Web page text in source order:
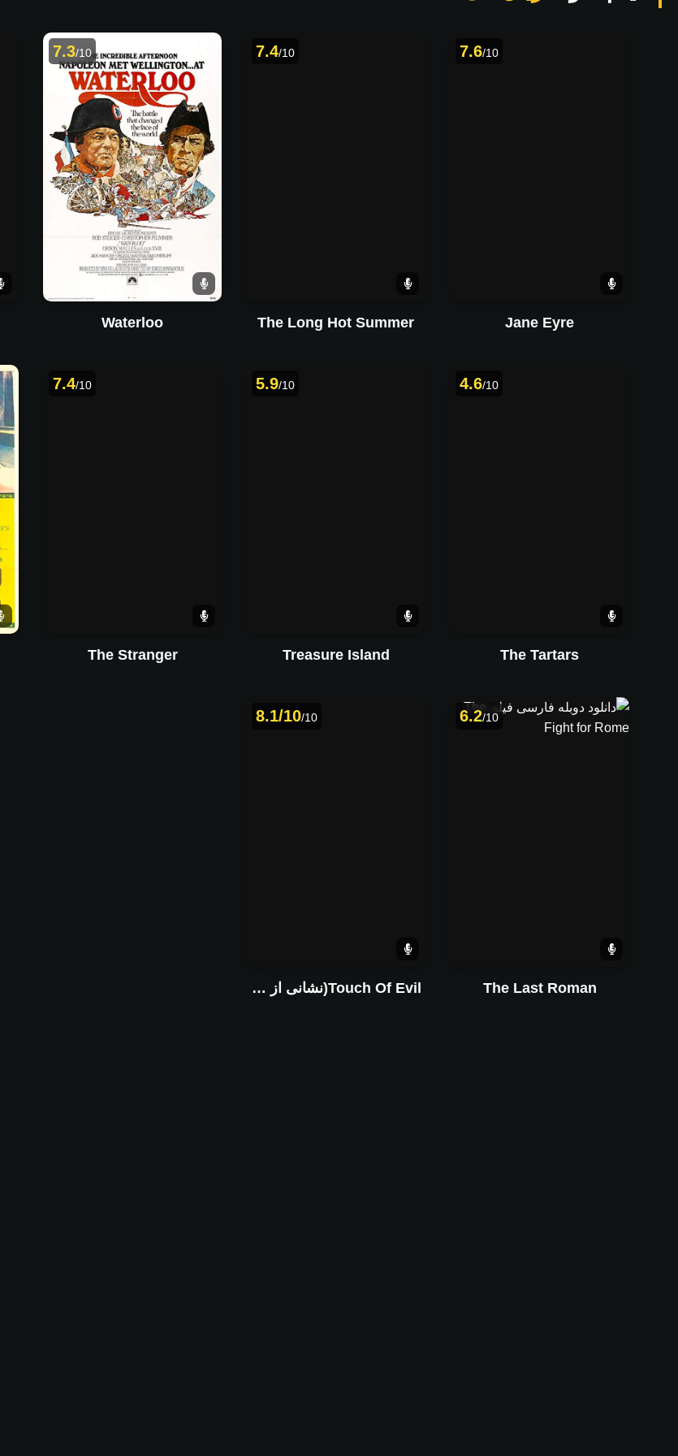
7.6/10
Jane Eyre
7.4/10
The Long Hot Summer
7.3/10
Waterloo
4.6/10
The Tartars
5.9/10
Treasure Island
7.4/10
The Stranger
6.2/10
The Last Roman
8.1/10/10
Touch Of Evil(نشانی از شر)